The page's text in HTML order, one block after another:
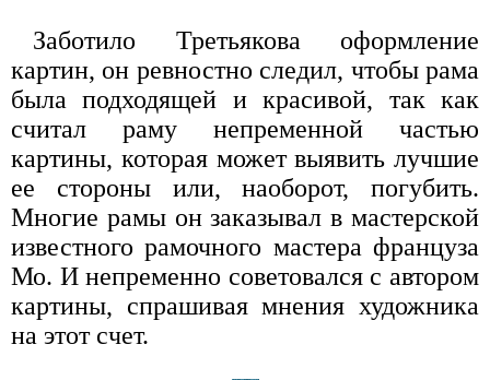
Заботило Третьякова оформление
картин, он ревностно следил, чтобы рама
была подходящей и красивой, так как
считал раму непременной частью
картины, которая может выявить лучшие
ее стороны или, наоборот, погубить.
Многие рамы он заказывал в мастерской
известного рамочного мастера француза
Мо. И непременно советовался с автором
картины, спрашивая мнения художника
на этот счет.